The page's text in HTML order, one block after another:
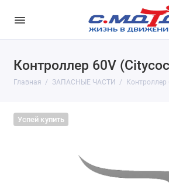
Контроллер 60V
Главная ЗАПАСНЫЕ ЧАСТИ Контроллер
Успей купить